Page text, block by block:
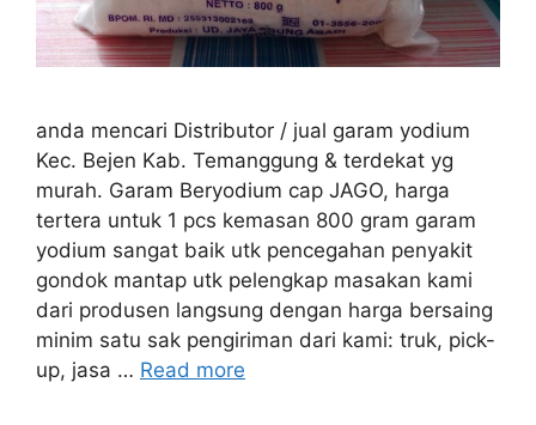
anda mencari Distributor / jual garam yodium
Kec. Bejen Kab. Temanggung & terdekat yg
murah. Garam Beryodium cap JAGO, harga
tertera untuk 1 pcs kemasan 800 gram garam
yodium sangat baik utk pencegahan penyakit
gondok mantap utk pelengkap masakan kami
dari produsen langsung dengan harga bersaing
minim satu sak pengiriman dari kami: truk, pick-
up, jasa … Read more